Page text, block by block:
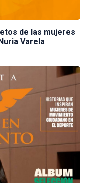
de las mujeres
Varela